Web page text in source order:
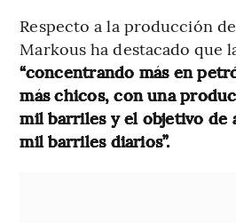
Respecto a la producción
Markous ha destacado que
“concentrando más en
más chicos, con una
mil barriles y el objetivo de
mil barriles diarios”.